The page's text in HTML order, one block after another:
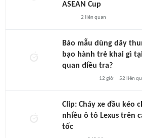
ASEAN Cup
2 liên quan
Bảo mẫu dùng dây
bạo hành trẻ khai gì
quan điều tra?
12 giờ 52 liên
Clip: Cháy xe đầu kéo
nhiều ô tô Lexus trên
tốc